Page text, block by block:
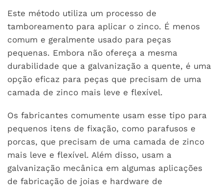
Este método utiliza um processo de
tamboreamento para aplicar o zinco. É menos
comum e geralmente usado para peças
pequenas. Embora não ofereça a mesma
durabilidade que a galvanização a quente, é uma
opção eficaz para peças que precisam de uma
camada de zinco mais leve e flexível.
Os fabricantes comumente usam esse tipo para
pequenos itens de fixação, como parafusos e
porcas, que precisam de uma camada de zinco
mais leve e flexível. Além disso, usam a
galvanização mecânica em algumas aplicações
de fabricação de joias e hardware de